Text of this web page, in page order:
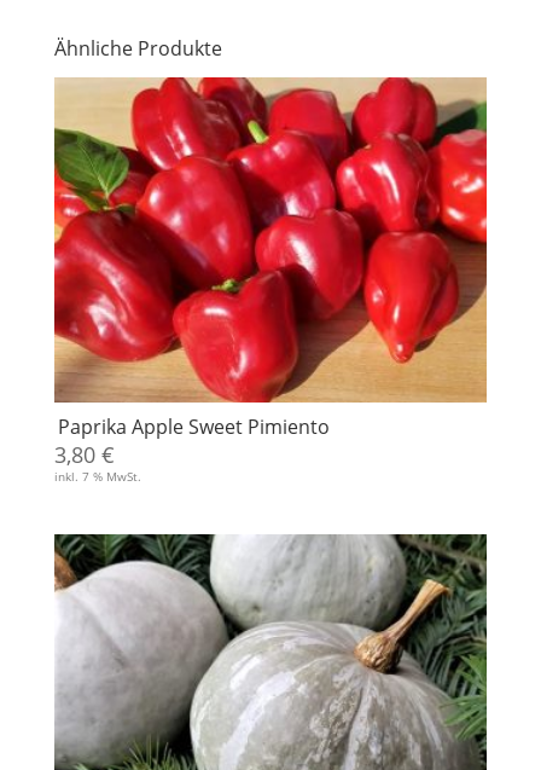
Ähnliche Produkte
Paprika Apple Sweet Pimiento
3,80 €
inkl. 7 % MwSt.